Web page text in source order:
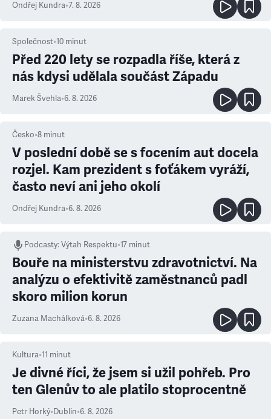
Ondřej Kundra•7. 8. 2026
Společnost•10 minut
Před 220 lety se rozpadla říše, která z
nás kdysi udělala součást Západu
Marek Švehla•6. 8. 2026
Česko•8 minut
V poslední době se s focením aut docela
rozjel. Kam prezident s foťákem vyráží,
často neví ani jeho okolí
Ondřej Kundra•6. 8. 2026
Podcasty:Výtah Respektu•17 minut
Bouře na ministerstvu zdravotnictví. Na
analýzu o efektivitě zaměstnanců padl
skoro milion korun
Zuzana Machálková•6. 8. 2026
Kultura•11 minut
Je divné říci, že jsem si užil pohřeb. Pro
ten Glenův to ale platilo stoprocentně
Petr Horký•Dublin•6. 8. 2026